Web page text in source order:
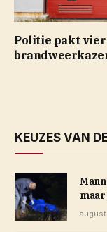
Politie pakt
KEUZES VAN